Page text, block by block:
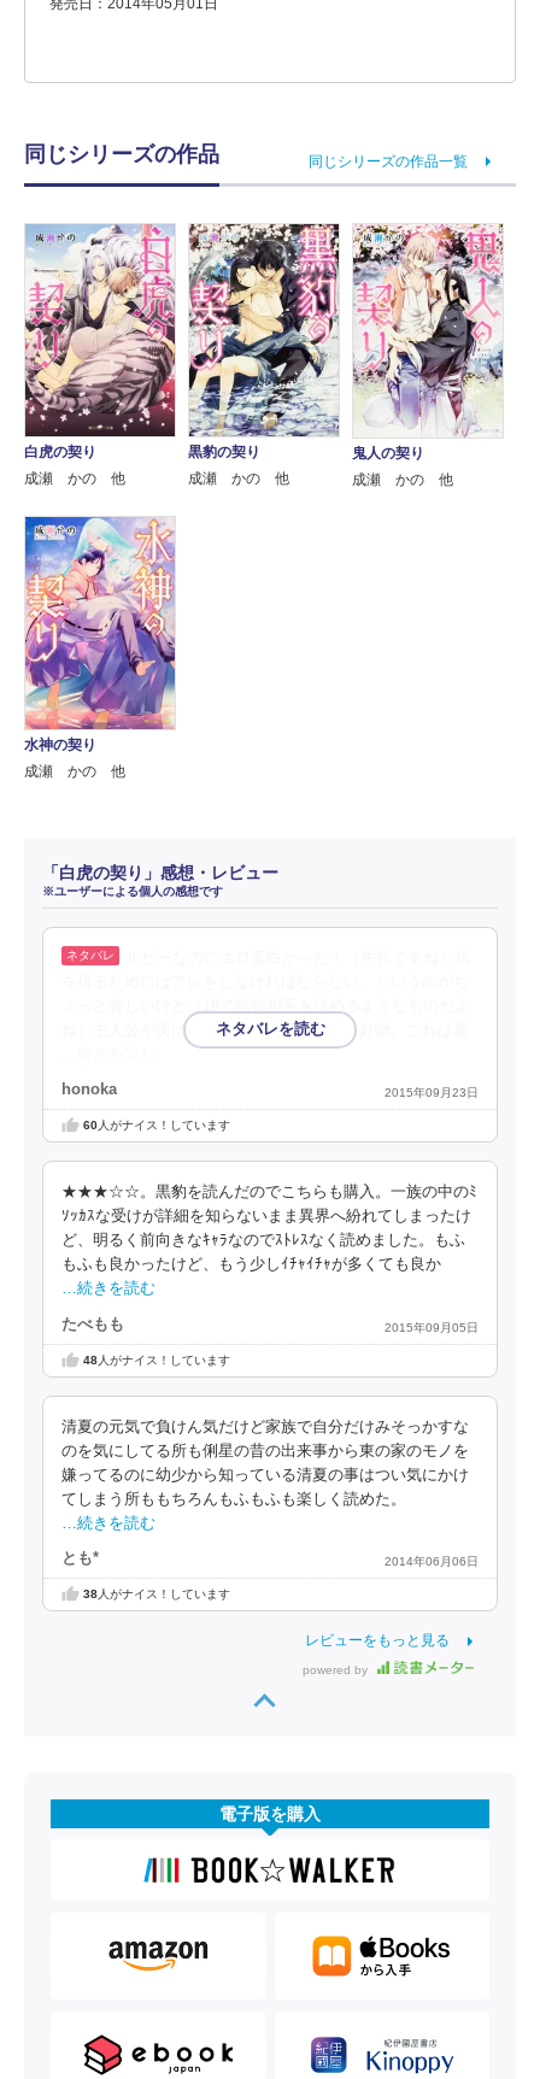
発売日：2014年05月01日
同じシリーズの作品 同じシリーズの作品一覧
白虎の契り
成瀬 かの 他
黒豹の契り
成瀬 かの 他
鬼人の契り
成瀬 かの 他
水神の契り
成瀬 かの 他
「白虎の契り」感想・レビュー
※ユーザーによる個人の感想です
ね）主人公が実は能力が高いという設定も好物。これは新
honoka 2015年09月23日
60人がナイス！しています
★★★☆☆。黒豹を読んだのでこちらも購入。一族の中のﾐ
ｿｯｶｽな受けが詳細を知らないまま異界へ紛れてしまったけ
ど、明るく前向きなｷｬﾗなのでｽﾄﾚｽなく読めました。もふ
もふも良かったけど、もう少しｲﾁｬｲﾁｬが多くても良か
…続きを読む
たべもも 2015年09月05日
48人がナイス！しています
清夏の元気で負けん気だけど家族で自分だけみそっかすな
のを気にしてる所も俐星の昔の出来事から東の家のモノを
嫌ってるのに幼少から知っている清夏の事はつい気にかけ
てしまう所ももちろんもふもふも楽しく読めた。
…続きを読む
とも* 2014年06月06日
38人がナイス！しています
レビューをもっと見る
powered by
電子版を購入